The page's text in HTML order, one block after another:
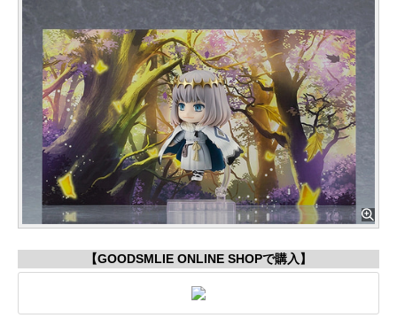
【GOODSMLIE ONLINE SHOPで購入】